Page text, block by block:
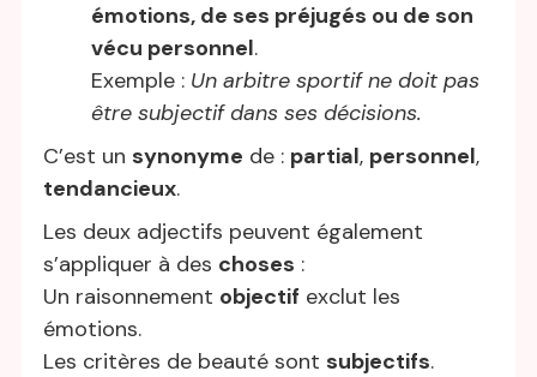
émotions, de ses préjugés ou de son
vécu personnel.
Exemple : Un arbitre sportif ne doit pas
être subjectif dans ses décisions.
C’est un synonyme de : partial, personnel,
tendancieux.
Les deux adjectifs peuvent également
s’appliquer à des choses :
Un raisonnement objectif exclut les
émotions.
Les critères de beauté sont subjectifs.